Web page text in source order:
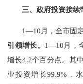
三、政府投资接续
1—10 月，全市固
引领增长。 1—10 月，
增长4.2个百分点。其
业投资增长99.9% ，